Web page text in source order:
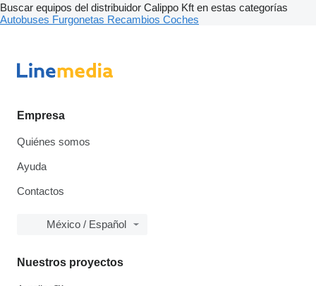
Buscar equipos del distribuidor Calippo Kft en estas categorías
Autobuses Furgonetas Recambios Coches
Empresa
Quiénes somos
Ayuda
Contactos
México / Español
Nuestros proyectos